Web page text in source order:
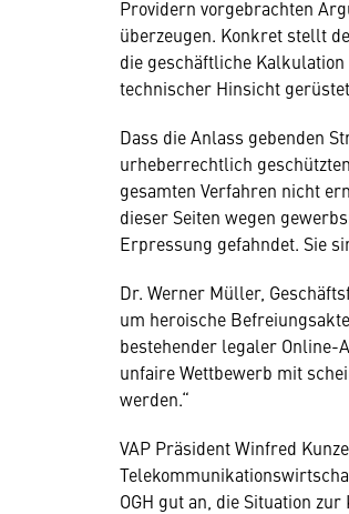
Providern vorgebrachten
überzeugen. Konkret stellt
die geschäftliche
technischer Hinsicht
Dass die Anlass gebenden
urheberrechtlich
gesamten Verfahren nicht
dieser Seiten wegen
Erpressung gefahndet. Sie
Dr. Werner Müller,
um heroische
bestehender legaler Online-
unfaire Wettbewerb mit
werden.“
VAP Präsident Winfred
OGH gut an, die Situation